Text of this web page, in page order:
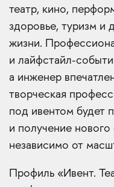
театр, кино,
здоровье, туризм и
жизни.
и лайфстайл-
а инженер
творческая
под ивентом будет
и получение нового
независимо от
Профиль «Ивент.